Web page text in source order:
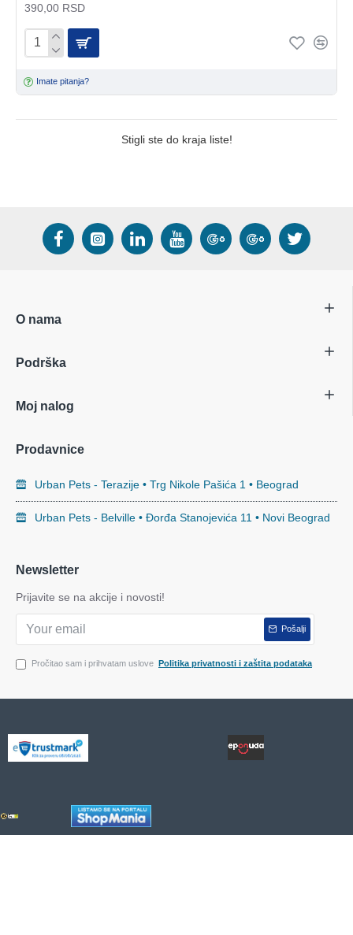
390,00 RSD
Imate pitanja?
Stigli ste do kraja liste!
O nama
Podrška
Moj nalog
Prodavnice
Urban Pets - Terazije • Trg Nikole Pašića 1 • Beograd
Urban Pets - Belville • Đorđa Stanojevića 11 • Novi Beograd
Newsletter
Prijavite se na akcije i novosti!
Pošalji
Pročitao sam i prihvatam uslove Politika privatnosti i zaštita podataka